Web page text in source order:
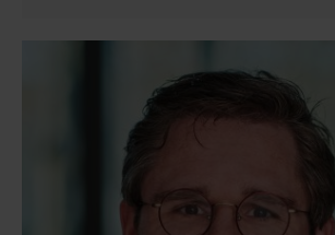
gecoördineerd en in dat verband het
aan compliancediensten geleverd aan
klanten die werkzaam zijn in allerlei
energie, maakindustrie, technologie,
belastingen bij internationale mobiliteit,